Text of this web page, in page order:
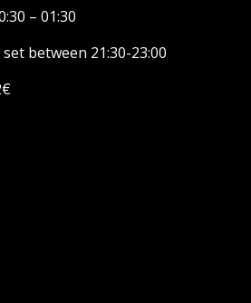
– 01:30
between 21:30-23:00